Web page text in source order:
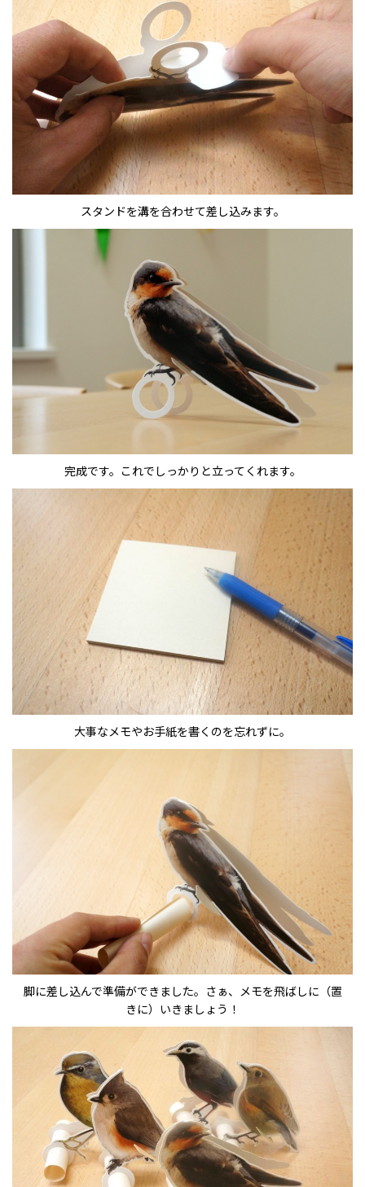
スタンドを溝を合わせて差し込みます。
完成です。これでしっかりと立ってくれます。
大事なメモやお手紙を書くのを忘れずに。
脚に差し込んで準備ができました。さぁ、メモを飛ばしに（置
きに）いきましょう！